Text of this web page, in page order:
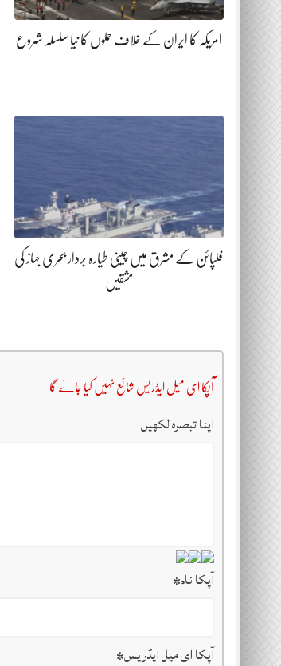
امریکہ کا ایران کے خلاف حملوں کا نیا سلسلہ شروع
فلپائن کے مشرق میں چینی طیارہ بردار بحری جہاز کی
مشقیں
آپکا ای میل ایڈریس شائع نہیں کیا جائے گا
اپنا تبصرہ لکھیں
آپکا نام*
آپکا ای میل ایڈریس*